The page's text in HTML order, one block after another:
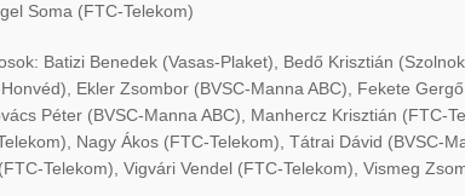
Soma (FTC-Telekom)
Batizi Benedek (Vasas-Plaket), Bedő Krisztián
Ekler Zsombor (BVSC-Manna ABC), Fekete
Péter (BVSC-Manna ABC), Manhercz Krisztián (FTC-
Nagy Ákos (FTC-Telekom), Tátrai Dávid (BVSC-
Telekom), Vigvári Vendel (FTC-Telekom), Vismeg